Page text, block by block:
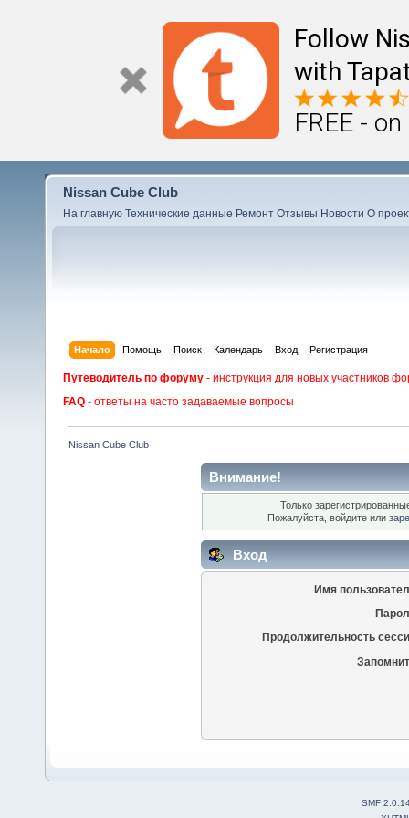
Follow
with
FREE -
Nissan Cube Club
На главную Технические данные Ремонт Отзывы Новости О
Начало Помощь Поиск Календарь Вход Регистрация
Путеводитель по форуму - инструкция для новых участников
FAQ - ответы на часто задаваемые вопросы
Nissan Cube Club
Внимание!
Только
Пожалуйста, войдите или
Вход
Имя
Продолжительность
SMF